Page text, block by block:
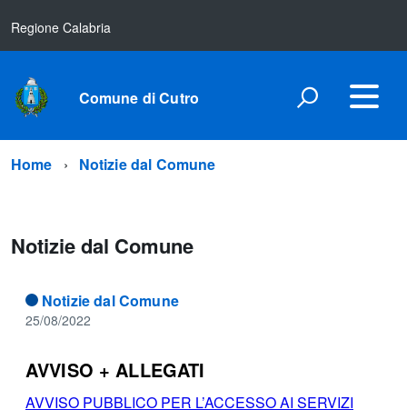
Regione Calabria
Comune di Cutro
Home Notizie dal Comune
Notizie dal Comune
Notizie dal Comune
25/08/2022
AVVISO + ALLEGATI
AVVISO PUBBLICO PER L’ACCESSO AI SERVIZI